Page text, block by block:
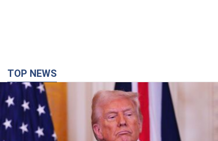
TOP NEWS